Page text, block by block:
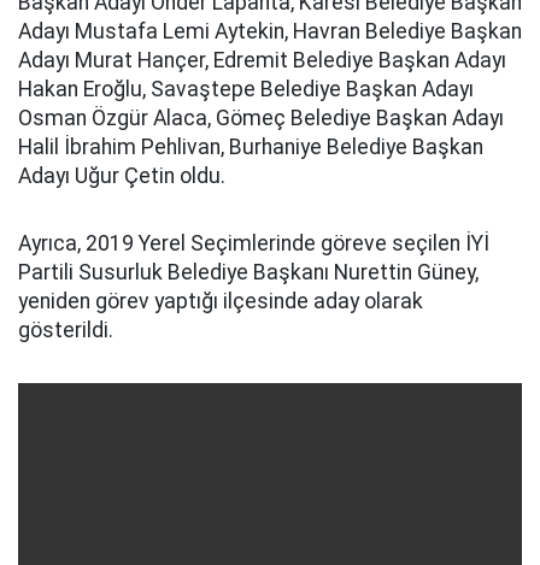
Adayı Mustafa Lemi Aytekin, Havran Belediye Başkan
Adayı Murat Hançer, Edremit Belediye Başkan Adayı
Hakan Eroğlu, Savaştepe Belediye Başkan Adayı
Osman Özgür Alaca, Gömeç Belediye Başkan Adayı
Halil İbrahim Pehlivan, Burhaniye Belediye Başkan
Adayı Uğur Çetin oldu.
Ayrıca, 2019 Yerel Seçimlerinde göreve seçilen İYİ
Partili Susurluk Belediye Başkanı Nurettin Güney,
yeniden görev yaptığı ilçesinde aday olarak
gösterildi.